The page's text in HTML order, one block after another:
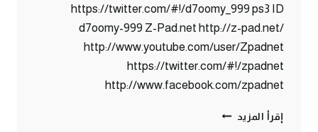
https://twitter.com/#!/d7oomy_999 ps3 ID
d7oomy-999 Z-Pad.net http://z-pad.net/
http://www.youtube.com/user/Zpadnet
https://twitter.com/#!/zpadnet
http://www.facebook.com/zpadnet
إقرأ المزيد ماين